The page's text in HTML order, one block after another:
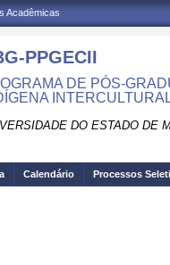
Acadêmicas
PPGECII
DE PÓS-
DO ESTADO DE
Calendário Processos